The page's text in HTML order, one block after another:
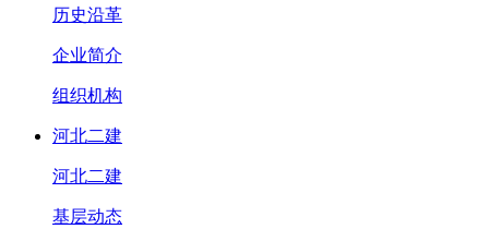
历史沿革
企业简介
组织机构
河北二建
河北二建
基层动态